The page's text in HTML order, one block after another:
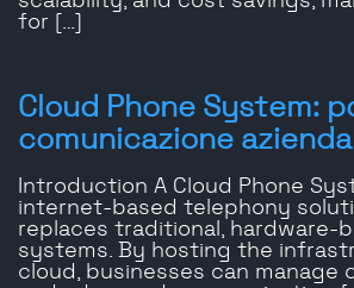
for […]
Cloud Phone System:
comunicazione
Introduction A Cloud Phone
internet-based telephony
replaces traditional, hardware-
systems. By hosting the
cloud, businesses can manage